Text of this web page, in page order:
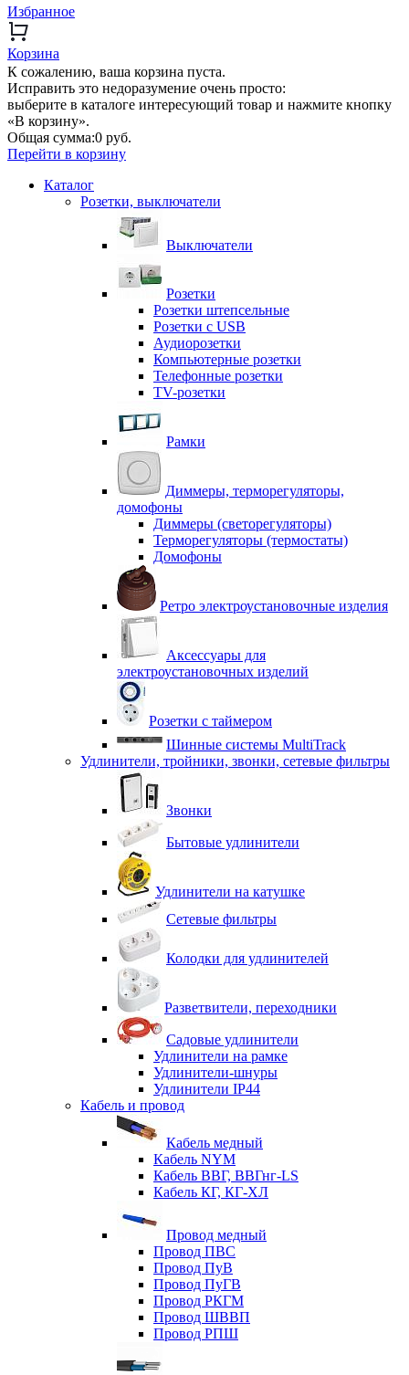
Избранное
Корзина
К сожалению, ваша корзина пуста.
Исправить это недоразумение очень просто:
выберите в каталоге интересующий товар и нажмите кнопку
«В корзину».
Общая сумма:0 руб.
Перейти в корзину
Каталог
Розетки, выключатели
Выключатели
Розетки
Розетки штепсельные
Розетки с USB
Аудиорозетки
Компьютерные розетки
Телефонные розетки
TV-розетки
Рамки
Диммеры, терморегуляторы,
домофоны
Диммеры (светорегуляторы)
Терморегуляторы (термостаты)
Домофоны
Ретро электроустановочные изделия
Аксессуары для
электроустановочных изделий
Розетки с таймером
Шинные системы MultiTrack
Удлинители, тройники, звонки, сетевые фильтры
Звонки
Бытовые удлинители
Удлинители на катушке
Сетевые фильтры
Колодки для удлинителей
Разветвители, переходники
Садовые удлинители
Удлинители на рамке
Удлинители-шнуры
Удлинители IP44
Кабель и провод
Кабель медный
Кабель NYM
Кабель ВВГ, ВВГнг-LS
Кабель КГ, КГ-ХЛ
Провод медный
Провод ПВС
Провод ПуВ
Провод ПуГВ
Провод РКГМ
Провод ШВВП
Провод РПШ